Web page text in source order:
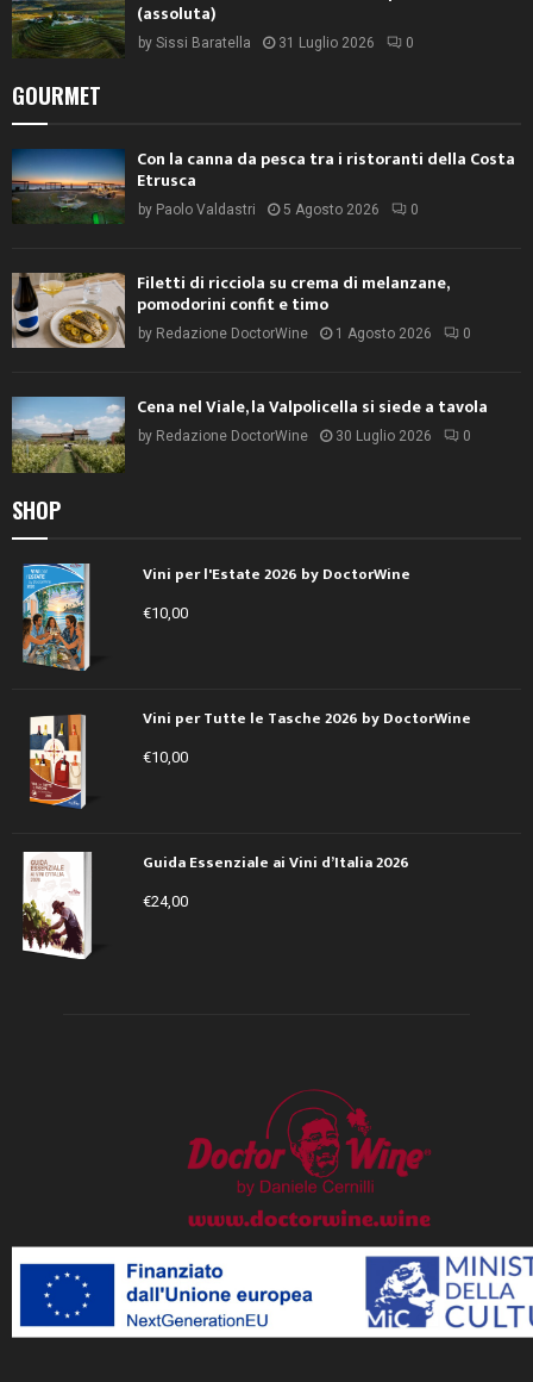
(assoluta)
by Sissi Baratella 31 Luglio 2026 0
GOURMET
Con la canna da pesca tra i ristoranti della Costa
Etrusca
by Paolo Valdastri 5 Agosto 2026 0
Filetti di ricciola su crema di melanzane,
pomodorini confit e timo
by Redazione DoctorWine 1 Agosto 2026 0
Cena nel Viale, la Valpolicella si siede a tavola
by Redazione DoctorWine 30 Luglio 2026 0
SHOP
Vini per l'Estate 2026 by DoctorWine
€10,00
Vini per Tutte le Tasche 2026 by DoctorWine
€10,00
Guida Essenziale ai Vini d’Italia 2026
€24,00